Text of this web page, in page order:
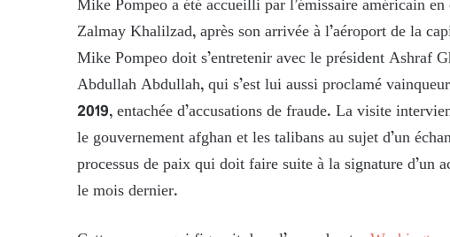
Mike Pompeo a été accueilli par l’émissaire américain
Zalmay Khalilzad, après son arrivée à l’aéroport de la
Mike Pompeo doit s’entretenir avec le président Ashraf
Abdullah Abdullah, qui s’est lui aussi proclamé
2019, entachée d’accusations de fraude. La visite
le gouvernement afghan et les talibans au sujet d’un
processus de paix qui doit faire suite à la signature d’un
le mois dernier.